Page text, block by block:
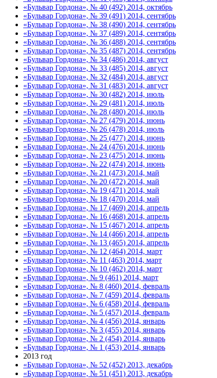
«Бульвар Гордона», № 40 (492) 2014, октябрь
«Бульвар Гордона», № 39 (491) 2014, сентябрь
«Бульвар Гордона», № 38 (490) 2014, сентябрь
«Бульвар Гордона», № 37 (489) 2014, сентябрь
«Бульвар Гордона», № 36 (488) 2014, сентябрь
«Бульвар Гордона», № 35 (487) 2014, сентябрь
«Бульвар Гордона», № 34 (486) 2014, август
«Бульвар Гордона», № 33 (485) 2014, август
«Бульвар Гордона», № 32 (484) 2014, август
«Бульвар Гордона», № 31 (483) 2014, август
«Бульвар Гордона», № 30 (482) 2014, июль
«Бульвар Гордона», № 29 (481) 2014, июль
«Бульвар Гордона», № 28 (480) 2014, июль
«Бульвар Гордона», № 27 (479) 2014, июнь
«Бульвар Гордона», № 26 (478) 2014, июль
«Бульвар Гордона», № 25 (477) 2014, июнь
«Бульвар Гордона», № 24 (476) 2014, июнь
«Бульвар Гордона», № 23 (475) 2014, июнь
«Бульвар Гордона», № 22 (474) 2014, июнь
«Бульвар Гордона», № 21 (473) 2014, май
«Бульвар Гордона», № 20 (472) 2014, май
«Бульвар Гордона», № 19 (471) 2014, май
«Бульвар Гордона», № 18 (470) 2014, май
«Бульвар Гордона», № 17 (469) 2014, апрель
«Бульвар Гордона», № 16 (468) 2014, апрель
«Бульвар Гордона», № 15 (467) 2014, апрель
«Бульвар Гордона», № 14 (466) 2014, апрель
«Бульвар Гордона», № 13 (465) 2014, апрель
«Бульвар Гордона», № 12 (464) 2014, март
«Бульвар Гордона», № 11 (463) 2014, март
«Бульвар Гордона», № 10 (462) 2014, март
«Бульвар Гордона», № 9 (461) 2014, март
«Бульвар Гордона», № 8 (460) 2014, февраль
«Бульвар Гордона», № 7 (459) 2014, февраль
«Бульвар Гордона», № 6 (458) 2014, февраль
«Бульвар Гордона», № 5 (457) 2014, февраль
«Бульвар Гордона», № 4 (456) 2014, январь
«Бульвар Гордона», № 3 (455) 2014, январь
«Бульвар Гордона», № 2 (454) 2014, январь
«Бульвар Гордона», № 1 (453) 2014, январь
2013 год
«Бульвар Гордона», № 52 (452) 2013, декабрь
«Бульвар Гордона», № 51 (451) 2013, декабрь